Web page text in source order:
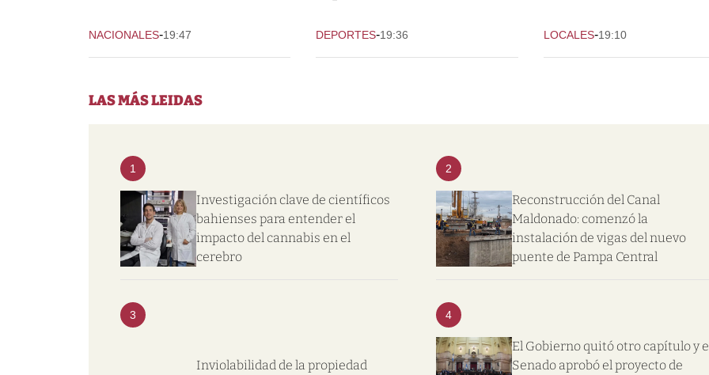
NACIONALES-19:47 DEPORTES-19:36 LOCALES-19:10
LAS MÁS LEIDAS
1
Investigación clave de científicos
bahienses para entender el
impacto del cannabis en el
cerebro
2
Reconstrucción del Canal
Maldonado: comenzó la
instalación de vigas del nuevo
puente de Pampa Central
3
Inviolabilidad de la propiedad
4
El Gobierno quitó otro capítulo y
Senado aprobó el proyecto de